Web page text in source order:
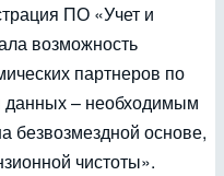
ПО «Учет и
возможность
партнеров по
– необходимым
безвозмездной основе,
чистоты».